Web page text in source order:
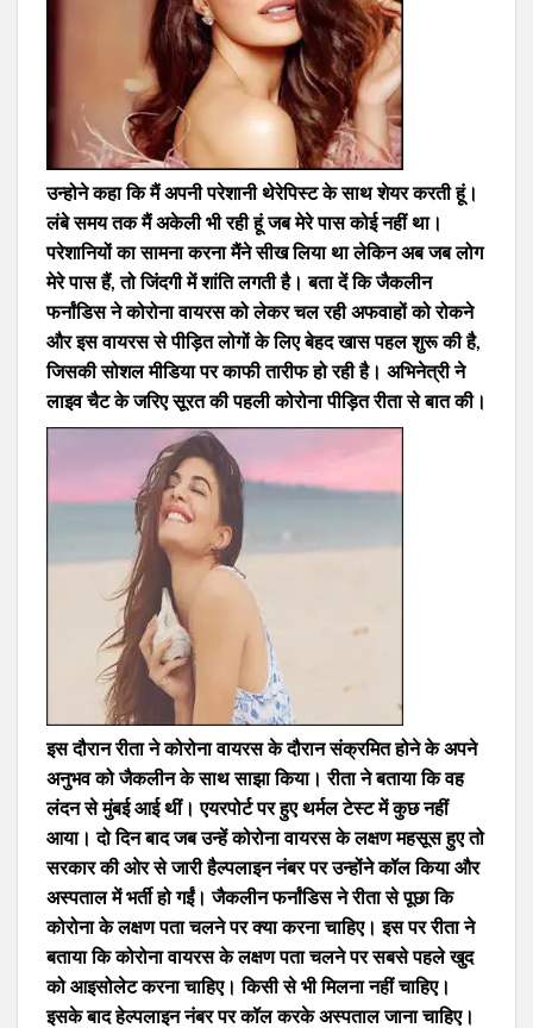
उन्होने कहा कि मैं अपनी परेशानी थेरेपिस्ट के साथ शेयर करती हूं।
लंबे समय तक मैं अकेली भी रही हूं जब मेरे पास कोई नहीं था।
परेशानियों का सामना करना मैंने सीख लिया था लेकिन अब जब लोग
मेरे पास हैं, तो जिंदगी में शांति लगती है। बता दें कि जैकलीन
फर्नांडिस ने कोरोना वायरस को लेकर चल रही अफवाहों को रोकने
और इस वायरस से पीड़ित लोगों के लिए बेहद खास पहल शुरू की है,
जिसकी सोशल मीडिया पर काफी तारीफ हो रही है। अभिनेत्री ने
लाइव चैट के जरिए सूरत की पहली कोरोना पीड़ित रीता से बात की।
इस दौरान रीता ने कोरोना वायरस के दौरान संक्रमित होने के अपने
अनुभव को जैकलीन के साथ साझा किया। रीता ने बताया कि वह
लंदन से मुंबई आई थीं। एयरपोर्ट पर हुए थर्मल टेस्ट में कुछ नहीं
आया। दो दिन बाद जब उन्हें कोरोना वायरस के लक्षण महसूस हुए तो
सरकार की ओर से जारी हैल्पलाइन नंबर पर उन्होंने कॉल किया और
अस्पताल में भर्ती हो गईं। जैकलीन फर्नांडिस ने रीता से पूछा कि
कोरोना के लक्षण पता चलने पर क्या करना चाहिए। इस पर रीता ने
बताया कि कोरोना वायरस के लक्षण पता चलने पर सबसे पहले खुद
को आइसोलेट करना चाहिए। किसी से भी मिलना नहीं चाहिए।
इसके बाद हेल्पलाइन नंबर पर कॉल करके अस्पताल जाना चाहिए।